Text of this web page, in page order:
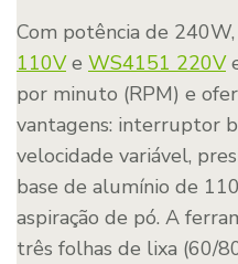
Com potência de
110Ve WS4151 220V
por minuto (RPM) e
vantagens: interruptor
velocidade variável,
base de alumínio de
aspiração de pó. A
três folhas de lixa (60/